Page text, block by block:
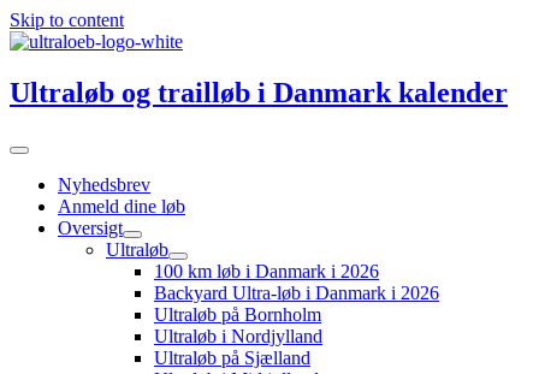
Skip to content
Ultraløb og trailløb i Danmark kalender
Nyhedsbrev
Anmeld dine løb
Oversigt
Ultraløb
100 km løb i Danmark i 2026
Backyard Ultra-løb i Danmark i 2026
Ultraløb på Bornholm
Ultraløb i Nordjylland
Ultraløb på Sjælland